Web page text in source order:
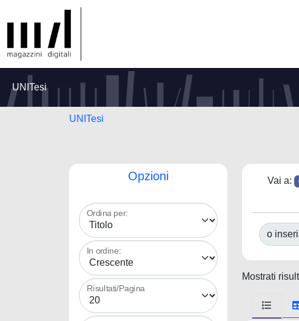
UNITesi
UNITesi
Opzioni
Ordina per:
In ordine:
Risultati/Pagina
Vai a:
o
Mostrati